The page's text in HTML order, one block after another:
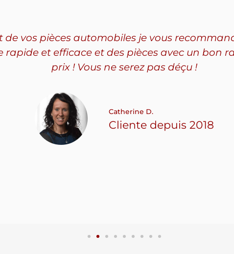
de vos pièces automobiles je vous
rapide et efficace et des pièces avec un bon
prix ! Vous ne serez pas déçu !
Catherine D.
Cliente depuis 2018